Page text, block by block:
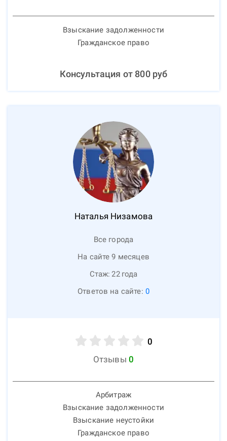
Взыскание задолженности
Гражданское право
Консультация от 800руб
Наталья Низамова
Все города
На сайте 9 месяцев
Стаж: 22 года
Ответов на сайте: 0
0
Отзывы 0
Арбитраж
Взыскание задолженности
Взыскание неустойки
Гражданское право